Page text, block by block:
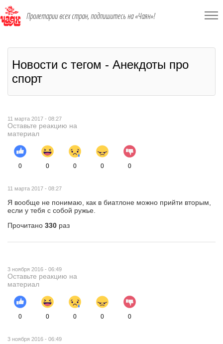
Пролетарии всех стран, подпишитесь на «Чаян»!
Новости с тегом - Анекдоты про
спорт
11 марта 2017 - 08:27
Оставьте реакцию на
материал
0 0 0 0 0
11 марта 2017 - 08:27
Я вообще не понимаю, как в биатлоне можно прийти вторым,
если у тебя с собой ружье.
Прочитано 330 раз
3 ноября 2016 - 06:49
Оставьте реакцию на
материал
0 0 0 0 0
3 ноября 2016 - 06:49